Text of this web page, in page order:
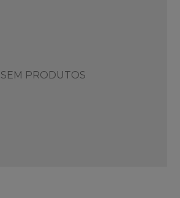
SEM PRODUTOS